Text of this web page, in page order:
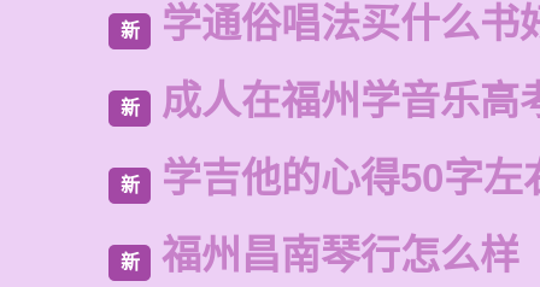
新 学通俗唱法买什么书
新 成人在福州学音乐高
新 学吉他的心得50字左
新 福州昌南琴行怎么样